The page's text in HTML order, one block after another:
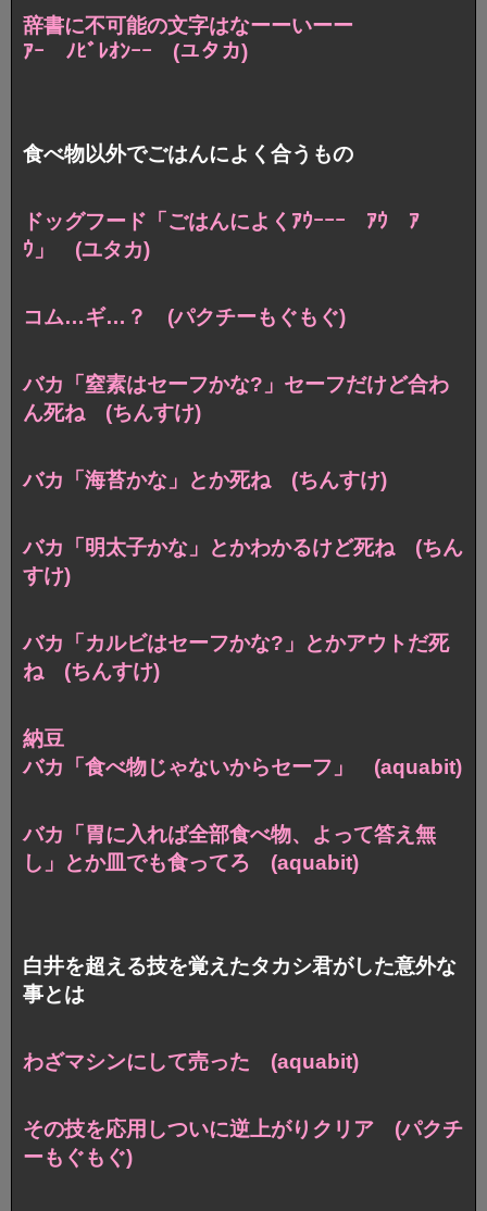
辞書に不可能の文字はなーーいーー
ｱｰ ﾉﾋﾞﾚｵﾝｰｰ (ユタカ)
食べ物以外でごはんによく合うもの
ドッグフード「ごはんによくｱｳｰｰｰ ｱｳ ｱ
ｳ」 (ユタカ)
コム…ギ…？ (パクチーもぐもぐ)
バカ「窒素はセーフかな?」 セーフだけど合わ
ん死ね (ちんすけ)
バカ「海苔かな」とか死ね (ちんすけ)
バカ「明太子かな」とかわかるけど死ね (ちん
すけ)
バカ「カルビはセーフかな?」
とかアウトだ死
ね (ちんすけ)
納豆
バカ「食べ物じゃないからセーフ」 (aquabit)
バカ「胃に入れば全部食べ物、よって答え無
し」
とか皿でも食ってろ (aquabit)
白井を超える技を覚えたタカシ君がした意外な
事とは
わざマシンにして売った (aquabit)
その技を応用しついに逆上がりクリア (パクチ
ーもぐもぐ)